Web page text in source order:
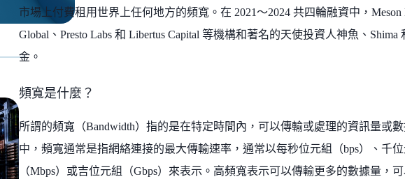
市場上付費租用世界上任何地方的頻寬。在 2021～2024 共四輪融資中，Meson
Global、Presto Labs 和 Libertus Capital 等機構和著名的天使投資人神魚、Shima
金。
頻寬是什麼？
所謂的頻寬（Bandwidth）指的是在特定時間內，可以傳輸或處理的資訊量或
中，頻寬通常是指網絡連接的最大傳輸速率，通常以每秒位元組（bps）、千
（Mbps）或吉位元組（Gbps）來表示。高頻寬表示可以傳輸更多的數據量，